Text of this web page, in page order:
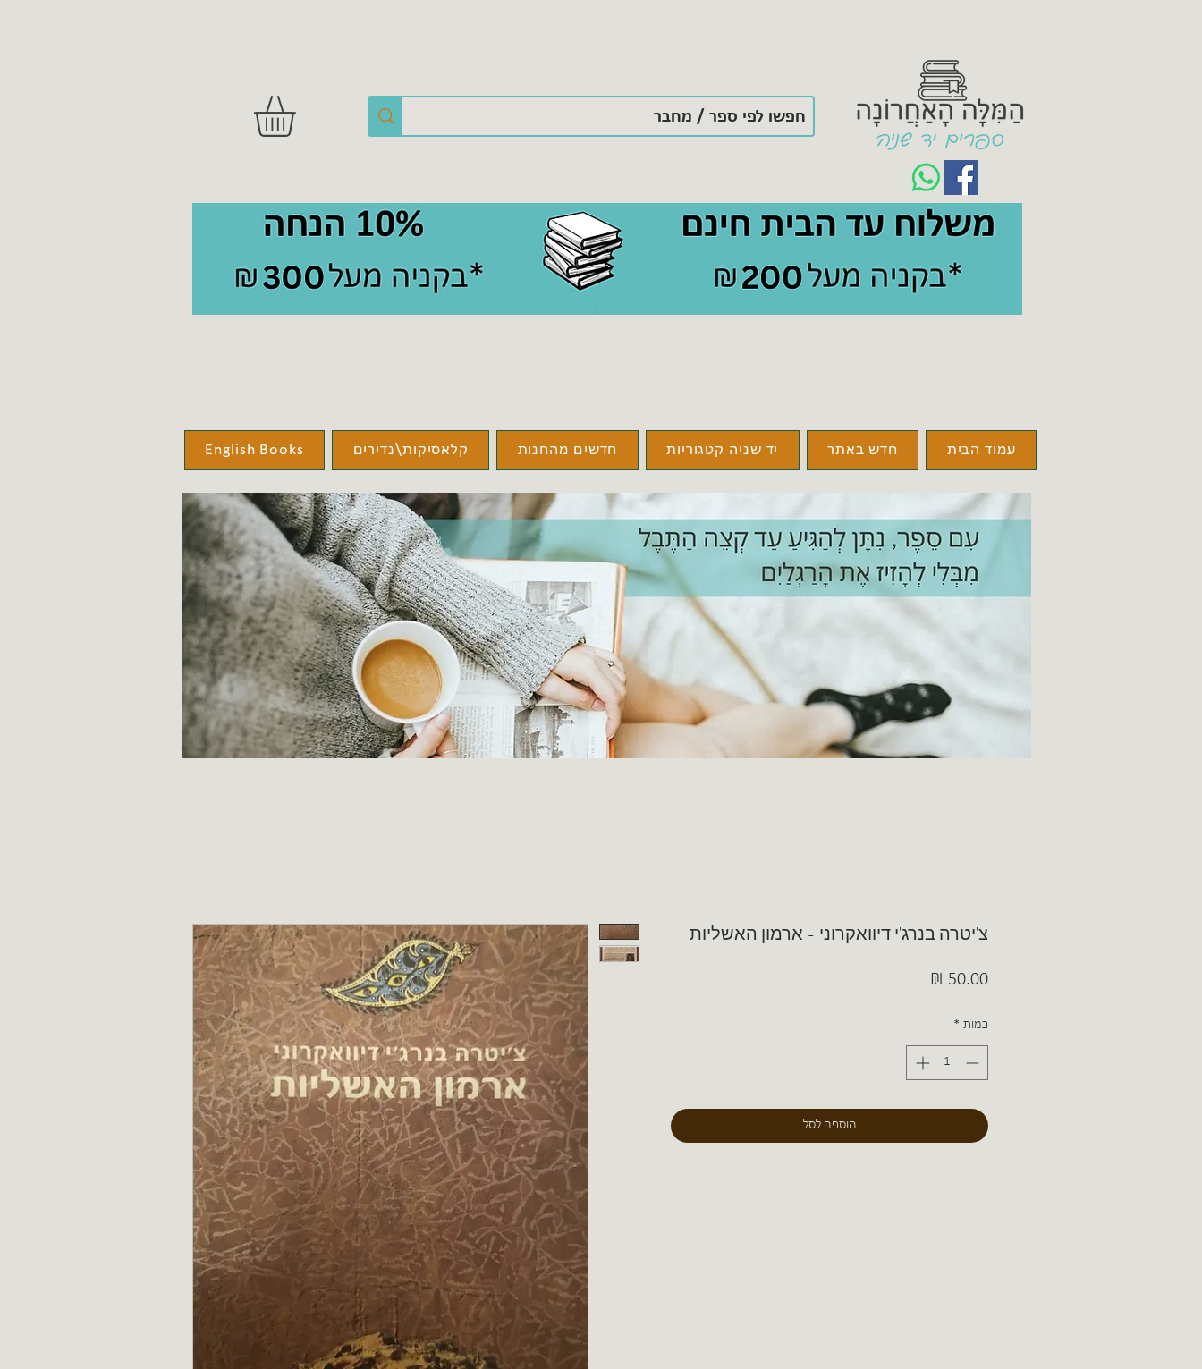
עמוד הבית חדש באתר יד שניה קטגוריות חדשים מהחנות קלאסיקות\נדירים English Books
צ'יטרה בנרג'י דיוואקרוני - ארמון האשליות
כמות *
הוספה לסל